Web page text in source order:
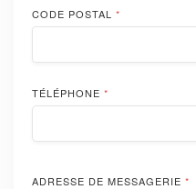
CODE POSTAL *
TÉLÉPHONE *
ADRESSE DE MESSAGERIE *